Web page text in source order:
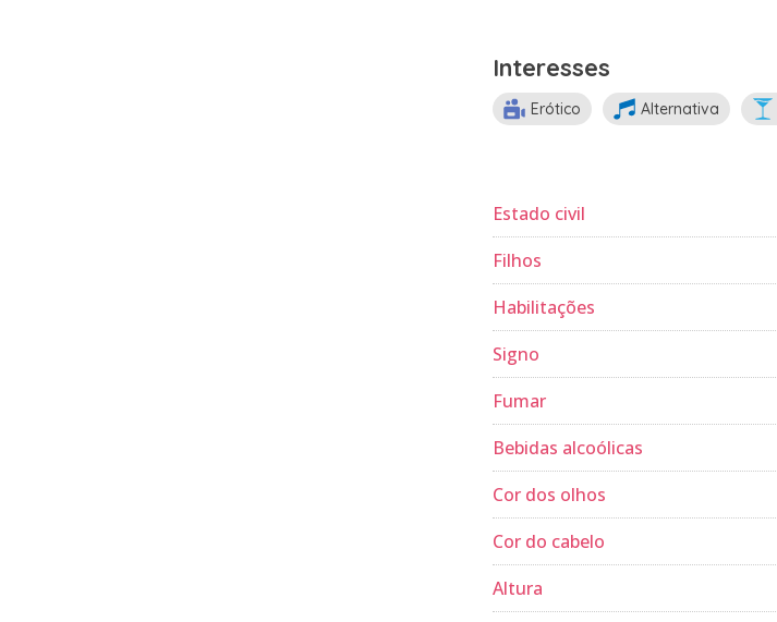
Interesses
Erótico Alternativa
Estado civil
Filhos
Habilitações
Signo
Fumar
Bebidas alcoólicas
Cor dos olhos
Cor do cabelo
Altura